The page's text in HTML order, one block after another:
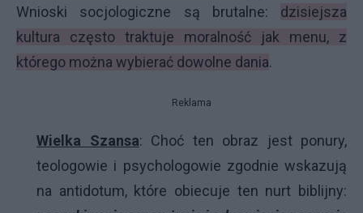
Wnioski socjologiczne są brutalne: dzisiejsza
kultura często traktuje moralność jak menu, z
którego można wybierać dowolne dania.
Reklama
Wielka Szansa: Choć ten obraz jest ponury,
teologowie i psychologowie zgodnie wskazują
na antidotum, które obiecuje ten nurt biblijny: